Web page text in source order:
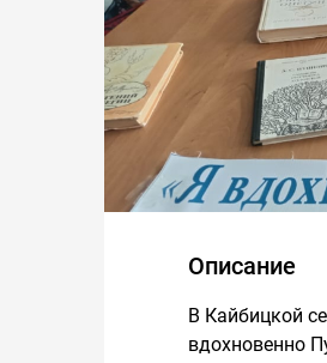
Описание
В Кайбицкой
вдохновенно